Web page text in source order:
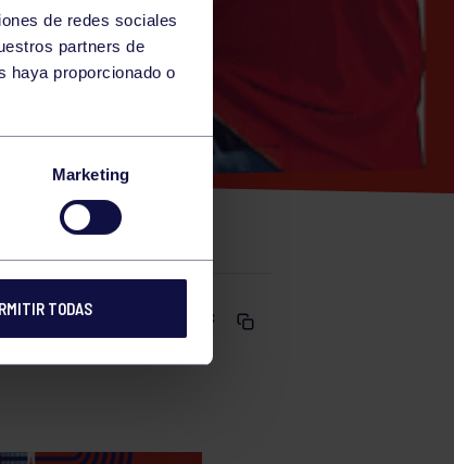
de redes sociales
partners de
haya proporcionado o
Marketing
TODAS
Comparte